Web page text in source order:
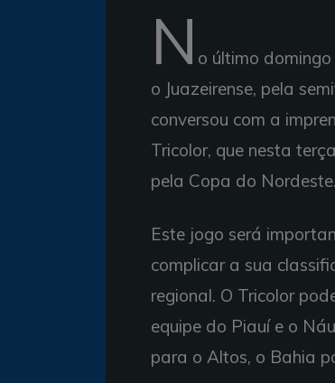
N o último
o Juazeirense, pela
conversou com a
Tricolor, que nesta
pela Copa do Nordeste.
Este jogo será
complicar a sua
regional. O Tricolor
equipe do Piauí e o
para o Altos, o Bahia